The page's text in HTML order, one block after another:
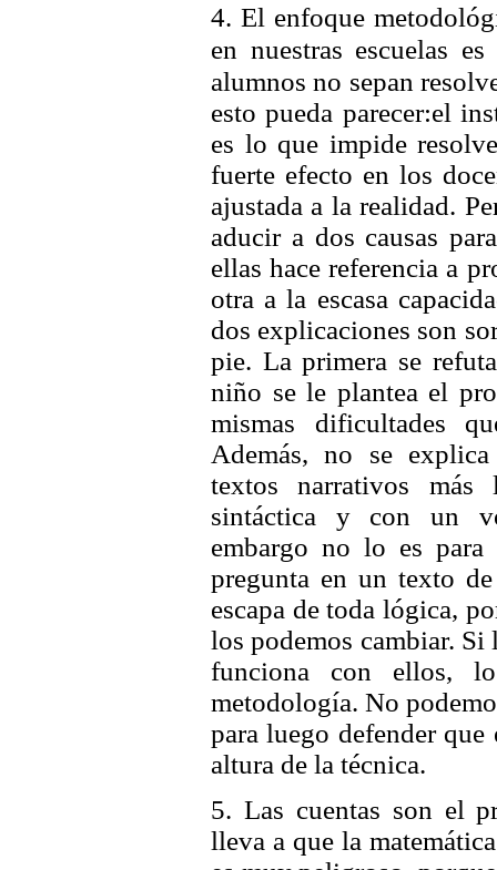
4. El enfoque
en nuestras escuelas
alumnos no sepan
esto pueda parecer:el
es lo que impide
fuerte efecto en los
ajustada a la realidad.
aducir a dos causas
ellas hace referencia a
otra a la escasa
dos explicaciones son
pie. La primera se
niño se le plantea el
mismas dificultades
Además, no se
textos narrativos más
sintáctica y con un
embargo no lo es
pregunta en un texto
escapa de toda lógica,
los podemos cambiar.
funciona con ellos,
metodología. No
para luego defender que
altura de la técnica.
5. Las cuentas son el
lleva a que la